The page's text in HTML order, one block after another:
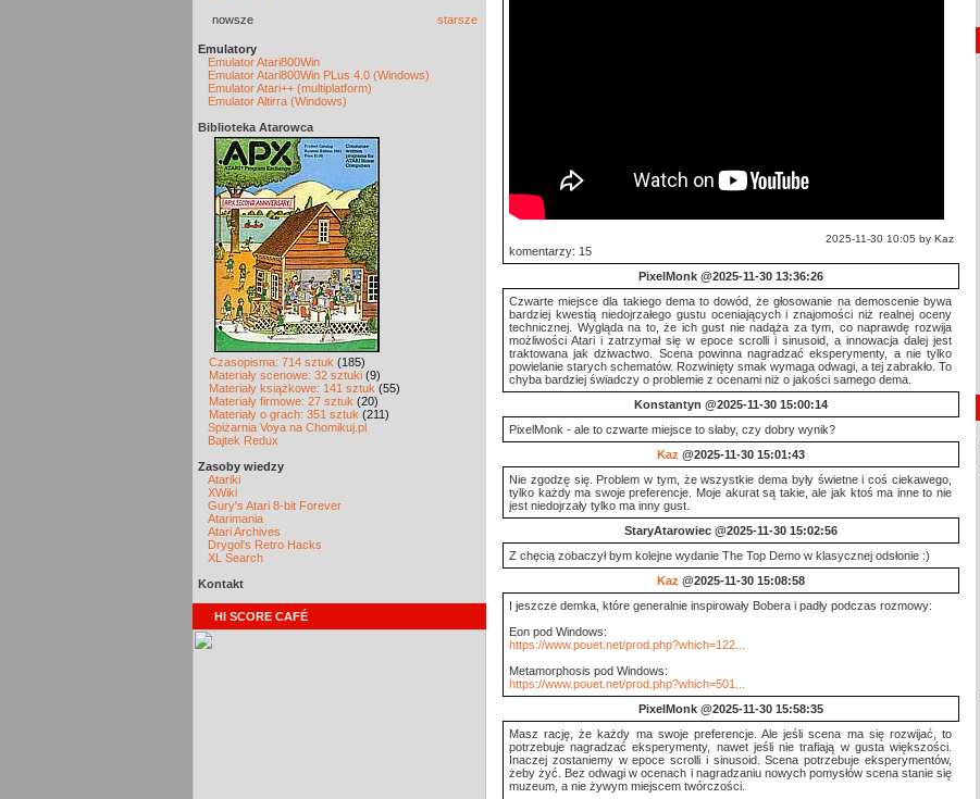
nowsze starsze
Emulatory
Emulator Atari800Win
Emulator Atari800Win PLus 4.0 (Windows)
Emulator Atari++ (multiplatform)
Emulator Altirra (Windows)
Biblioteka Atarowca
Czasopisma: 714 sztuk (185)
Materiały scenowe: 32 sztuki (9)
Materiały książkowe: 141 sztuk (55)
Materiały firmowe: 27 sztuk (20)
Materiały o grach: 351 sztuk (211)
Spiżarnia Voya na Chomikuj.pl
Bajtek Redux
Zasoby wiedzy
Atariki
XWiki
Gury's Atari 8-bit Forever
Atarimania
Atari Archives
Drygol's Retro Hacks
XL Search
Kontakt
HI SCORE CAFÉ
2025-11-30 10:05 by Kaz
komentarzy: 15
PixelMonk@2025-11-30 13:36:26
Czwarte miejsce dla takiego dema to dowód, że głosowanie na demoscenie bywa
bardziej kwestią niedojrzałego gustu oceniających i znajomości niż realnej oceny
technicznej. Wygląda na to, że ich gust nie nadąża za tym, co naprawdę rozwija
możliwości Atari i zatrzymał się w epoce scrolli i sinusoid, a innowacja dalej jest
traktowana jak dziwactwo. Scena powinna nagradzać eksperymenty, a nie tylko
powielanie starych schematów. Rozwinięty smak wymaga odwagi, a tej zabrakło. To
chyba bardziej świadczy o problemie z ocenami niż o jakości samego dema.
Konstantyn @2025-11-30 15:00:14
PixelMonk - ale to czwarte miejsce to słaby, czy dobry wynik?
Kaz @2025-11-30 15:01:43
Nie zgodzę się. Problem w tym, że wszystkie dema były świetne i coś ciekawego,
tylko każdy ma swoje preferencje. Moje akurat są takie, ale jak ktoś ma inne to nie
jest niedojrzały tylko ma inny gust.
StaryAtarowiec@2025-11-30 15:02:56
Z chęcią zobaczył bym kolejne wydanie The Top Demo w klasycznej odsłonie :)
Kaz @2025-11-30 15:08:58
I jeszcze demka, które generalnie inspirowały Bobera i padły podczas rozmowy:
Eon pod Windows:
https://www.pouet.net/prod.php?which=122...
Metamorphosis pod Windows:
https://www.pouet.net/prod.php?which=501...
PixelMonk@2025-11-30 15:58:35
Masz rację, że każdy ma swoje preferencje. Ale jeśli scena ma się rozwijać, to
potrzebuje nagradzać eksperymenty, nawet jeśli nie trafiają w gusta większości.
Inaczej zostaniemy w epoce scrolli i sinusoid. Scena potrzebuje eksperymentów,
żeby żyć. Bez odwagi w ocenach i nagradzaniu nowych pomysłów scena stanie się
muzeum, a nie żywym miejscem twórczości.